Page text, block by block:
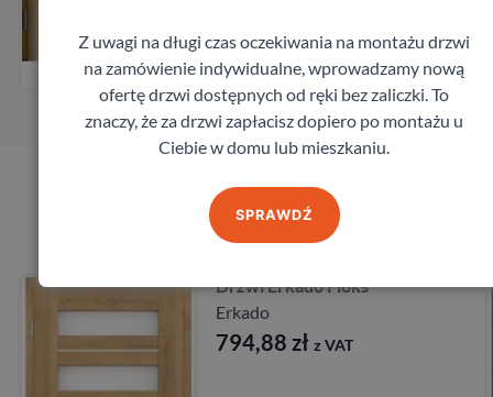
Zamów pomiar
Produkty marki Erkado
Drzwi Erkado Floks
Erkado
794,88 zł z VAT
Z uwagi na długi czas oczekiwania na montażu drzwi
na zamówienie indywidualne, wprowadzamy nową
ofertę drzwi dostępnych od ręki bez zaliczki. To
znaczy, że za drzwi zapłacisz dopiero po montażu u
Ciebie w domu lub mieszkaniu.
SPRAWDŹ